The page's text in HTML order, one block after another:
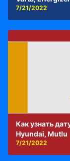
7/21/2022
Как узнать
Hyundai, Mutlu
7/21/2022